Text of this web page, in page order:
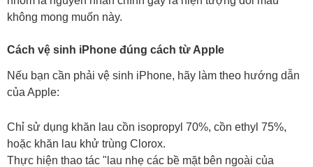
không mong muốn này.
Cách vệ sinh iPhone đúng cách từ Apple
Nếu bạn cần phải vệ sinh iPhone, hãy làm theo hướng dẫn
của Apple:
Chỉ sử dụng khăn lau cồn isopropyl 70%, cồn ethyl 75%,
hoặc khăn lau khử trùng Clorox.
Thực hiện thao tác "lau nhẹ các bề mặt bên ngoài của